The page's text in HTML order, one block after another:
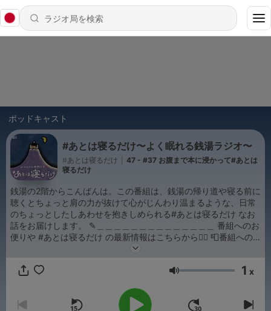
ポッドキャスト
#あとは寝るだけ〜よく眠れる銭湯ラジオ〜
#あとは寝るだけ
47 - #37 お腹まで本に浸かって#あとは
寝るだけ
銭湯の2階からこんばんは。この番組は、銭湯の帰り道や寝る前に
聴くとちょっと肩の力が抜けて心がじんわり温まるような、日常
のちょっとしたしあわせを抱きしめられる#あとは寝るだけ なお
話をお届けします。 ✎︎＿＿＿＿＿＿＿＿＿＿＿＿＿＿ 番組へのお
便りや #あとは寝るだけ の最新情報はこちらから🧙‍♀️ 📮番組への
お便りはこちら： https://forms.gle/duQUdS4zi9WFdLjF8 🛏あ
けグッズECサイト： https://atohazzz.official.ec/ ✎︎＿＿＿＿＿
だけ をつけてあとは寝るだけエピソードや番組へのコメントをお
寄せください。みなさんのちょっとした日常のしあわせ、お待ち
音量 1 x